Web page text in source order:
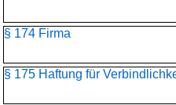
§ 174 Firma
§ 175 Haftung für